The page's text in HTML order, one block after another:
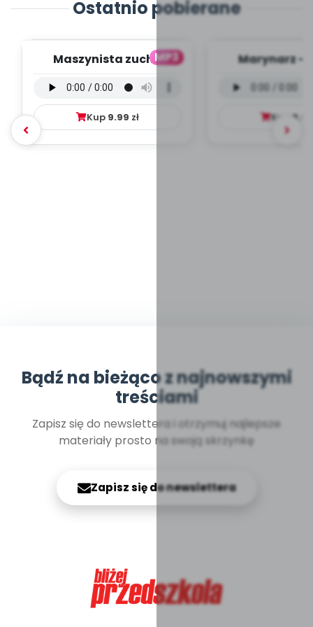
Ostatnio pobierane
MP3
Maszynista zuch -
mp3)
Kup 9.99 zł
Marynarz -
Kup 9.99
Bądź na bieżąco z najnowszymi
treściami
Zapisz się do newslettera i otrzymuj najlepsze
materiały prosto na swoją skrzynkę
Zapisz się do newslettera